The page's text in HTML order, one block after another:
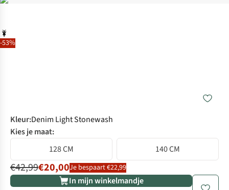
-53%
Kleur:Denim Light Stonewash
Kies je maat:
128 CM
140 CM
€42,99€20,00Je bespaart €22,99
In mijn winkelmandje